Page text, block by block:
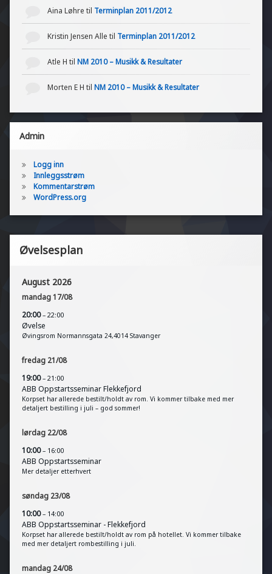
Aina Løhre til Terminplan 2011/2012
Kristin Jensen Alle til Terminplan 2011/2012
Atle H til NM 2010 – Musikk & Resultater
Morten E H til NM 2010 – Musikk & Resultater
Admin
Logg inn
Innleggsstrøm
Kommentarstrøm
WordPress.org
Øvelsesplan
August 2026
mandag17/08
20:00– 22:00
Øvelse
Øvingsrom Normannsgata 24,4014 Stavanger
fredag 21/08
19:00– 21:00
ABB Oppstartsseminar Flekkefjord
Korpset har allerede bestilt/holdt av rom. Vi kommer tilbake med mer
detaljert bestilling i juli – god sommer!
lørdag 22/08
10:00– 16:00
ABB Oppstartsseminar
Mer detaljer etterhvert
søndag 23/08
10:00– 14:00
ABB Oppstartsseminar - Flekkefjord
Korpset har allerede bestilt/holdt av rom på hotellet. Vi kommer tilbake
med mer detaljert rombestilling i juli.
mandag 24/08